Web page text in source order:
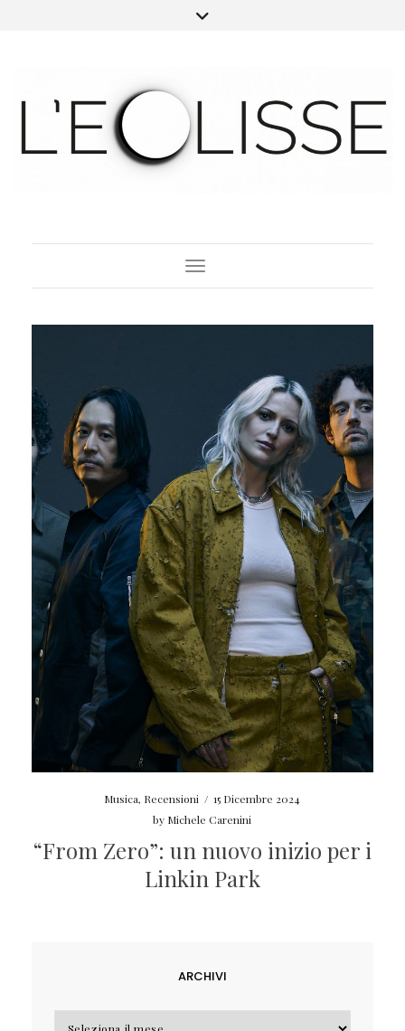
Toggle Navigation
Musica, Recensioni / 15 Dicembre 2024
by Michele Carenini
“From Zero”: un nuovo inizio per i
Linkin Park
ARCHIVI